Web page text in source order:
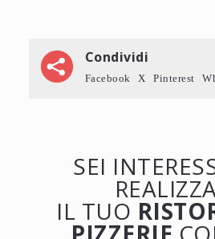
Condividi
Facebook X Pinterest
SEI
IL TUO